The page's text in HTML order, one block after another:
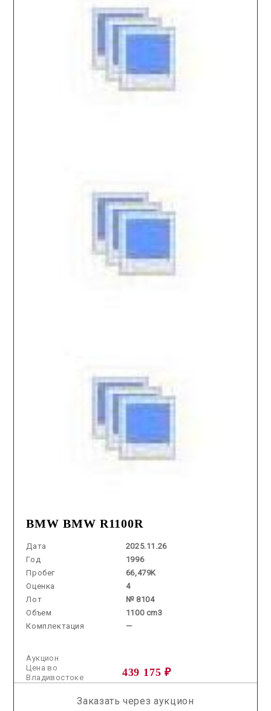
BMW BMW R1100R
Дата
2025.11.26
Год
1996
Пробег
66,479K
Оценка
4
Лот
№ 8104
Объем
1100 cm3
Комплектация
—
Аукцион
439 175 ₽
Цена во
Владивостоке
Заказать через аукцион